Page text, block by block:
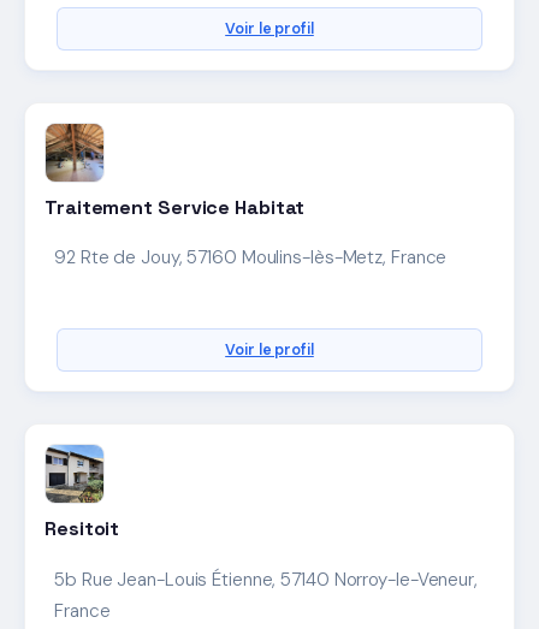
Voir le profil
Traitement Service Habitat
92 Rte de Jouy, 57160 Moulins-lès-Metz, France
Voir le profil
Resitoit
5b Rue Jean-Louis Étienne, 57140 Norroy-le-Veneur,
France